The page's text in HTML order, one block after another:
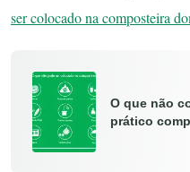
ser colocado na composteira
O que não
prático